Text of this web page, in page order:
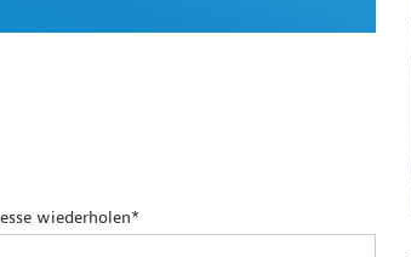
wiederholen*